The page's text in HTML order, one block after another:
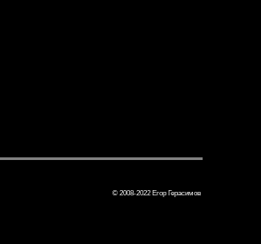
© 2008-2022 Егор Герасимов